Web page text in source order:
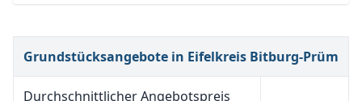
Grundstücksangebote in Eifelkreis Bitburg-Prüm
Durchschnittlicher Angebotspreis